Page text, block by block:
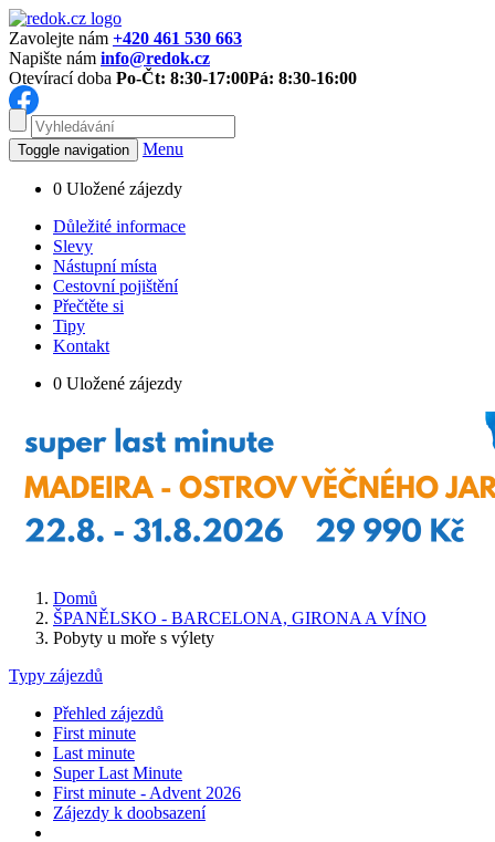
Zavolejte nám +420 461 530 663
Napište nám info@redok.cz
Otevírací doba Po-Čt: 8:30-17:00Pá: 8:30-16:00
Toggle navigation Menu
0 Uložené zájezdy
Důležité informace
Slevy
Nástupní místa
Cestovní pojištění
Přečtěte si
Tipy
Kontakt
0 Uložené zájezdy
Domů
ŠPANĚLSKO - BARCELONA, GIRONA A VÍNO
Pobyty u moře s výlety
Typy zájezdů
Přehled zájezdů
First minute
Last minute
Super Last Minute
First minute - Advent 2026
Zájezdy k doobsazení